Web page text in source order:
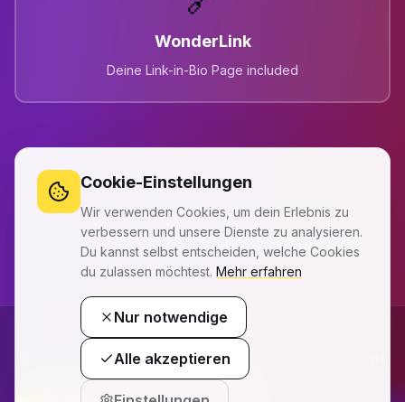
WonderLink
Deine Link-in-Bio Page included
versteckmich.de - Schütze deine Privatsphäre als
Creator 🛡️
Cookie-Einstellungen
Wir verwenden Cookies, um dein Erlebnis zu
verbessern und unsere Dienste zu analysieren.
Du kannst selbst entscheiden, welche Cookies
du zulassen möchtest. Mehr erfahren
Nur notwendige
Alle akzeptieren